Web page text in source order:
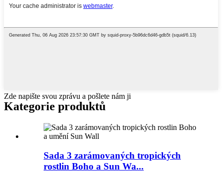
Zde napište svou zprávu a pošlete nám ji
Kategorie produktů
Sada 3 zarámovaných tropických
rostlin Boho a Sun Wa...